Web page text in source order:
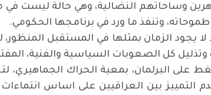
وساحاتهم النضالية، وهي حالة ليست
وتنفذ ما ورد في برنامجها الحكومي.
يجود الزمان بمثلها في المستقبل
وتذليل كل الصعوبات السياسية والفنية،
على البرلمان، بمعية الحراك الجماهيري،
التمييز بين العراقيين على اساس